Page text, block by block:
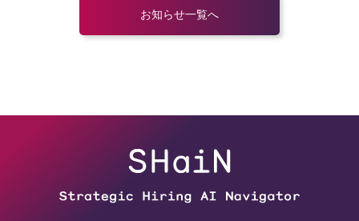
お知らせ一覧へ